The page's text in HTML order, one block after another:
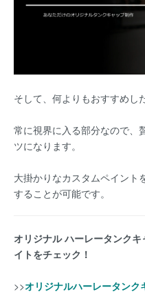
そして、何よりもおすすめし
常に視界に入る部分なので、
ツになります。
大掛かりなカスタムペイント
することが可能です。
オリジナル ハーレータンク
イトをチェック！
>>オリジナルハーレータンク